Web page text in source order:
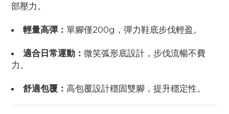
部壓力。
輕量高彈： 單腳僅200g，彈力鞋底步伐輕盈。
適合日常運動： 微笑弧形底設計，步伐流暢不費
力。
舒適包覆： 高包覆設計穩固雙腳，提升穩定性。